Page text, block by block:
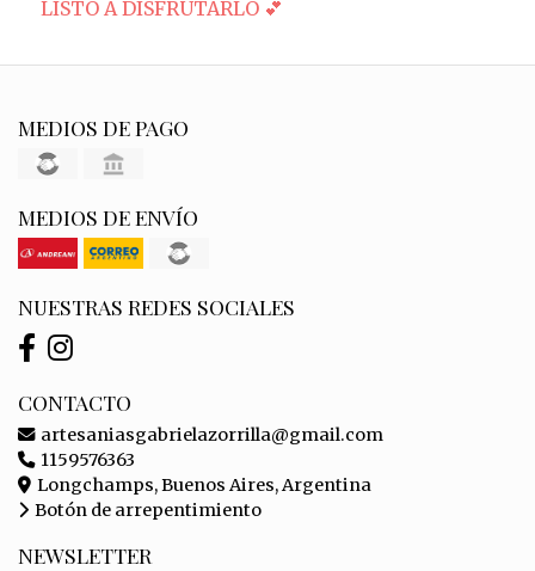
LISTO A DISFRUTARLO 💕
MEDIOS DE PAGO
MEDIOS DE ENVÍO
NUESTRAS REDES SOCIALES
CONTACTO
artesaniasgabrielazorrilla@gmail.com
1159576363
Longchamps, Buenos Aires, Argentina
Botón de arrepentimiento
NEWSLETTER